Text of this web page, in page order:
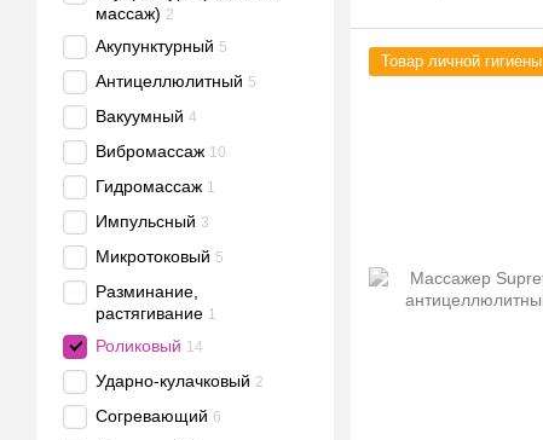
Товар личной гигиены
массаж) 2
Акупунктурный 5
Антицеллюлитный 5
Вакуумный 4
Вибромассаж 10
Гидромассаж 1
Импульсный 3
Микротоковый 5
Разминание,
растягивание 1
Роликовый 14
Ударно-кулачковый 2
Согревающий 6